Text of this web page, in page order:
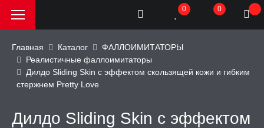
АКЦИИ и
0 0
Главная Каталог
ФАЛЛОИМИТАТОРЫ
Реалистичные фаллоимитаторы
Дилдо Sliding Skin с эффектом скользящей кожи и гибким
стержнем Pretty Love
Дилдо Sliding Skin с эффектом